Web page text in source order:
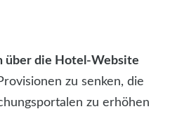
über die Hotel-Website
zu senken, die
zu erhöhen